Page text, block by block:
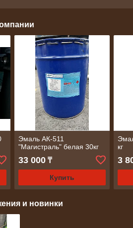
Эмаль АК-511
"Магистраль" белая 30кг
33 000₸
Купить
кг
3
и новинки